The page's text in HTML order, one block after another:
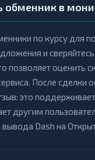
обменник в
по курсу для
и
позволяет оценить
После сделки
это
другим
Dash на